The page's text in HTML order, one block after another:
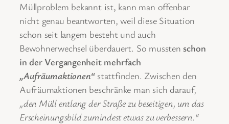
Müllproblem bekannt ist, kann man offenbar
nicht genau beantworten, weil diese Situation
schon seit langem besteht und auch
Bewohnerwechsel überdauert. So musstenschon
in der Vergangenheit mehrfach
„Aufräumaktionen“stattfinden. Zwischen den
Aufräumaktionen beschränke man sich darauf,
„den Müll entlang der Straße zu beseitigen, um das
Erscheinungsbild zumindest etwas zu verbessern.“